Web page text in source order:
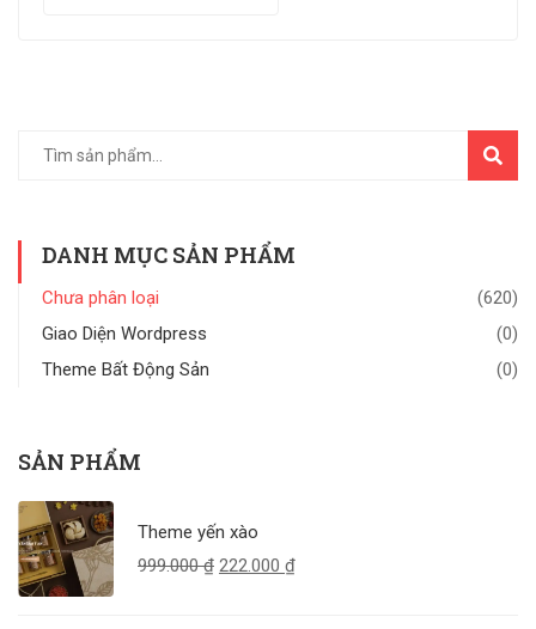
TÌM
KIẾM
DANH MỤC SẢN PHẨM
Chưa phân loại
(620)
Giao Diện Wordpress
(0)
Theme Bất Động Sản
(0)
SẢN PHẨM
Theme yến xào
999.000₫ 222.000 ₫